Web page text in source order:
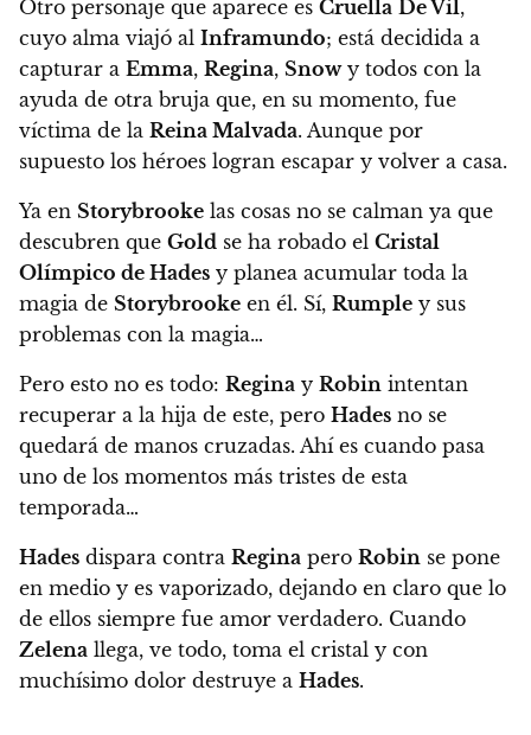
Otro personaje que aparece es Cruella De Vil,
cuyo alma viajó al Inframundo; está decidida a
capturar a Emma, Regina, Snowy todos con la
ayuda de otra bruja que, en su momento, fue
víctima de la Reina Malvada. Aunque por
supuesto los héroes logran escapar y volver a casa.
Ya en Storybrooke las cosas no se calman ya que
descubren que Gold se ha robado el Cristal
Olímpico de Hades y planea acumular toda la
magia de Storybrooke en él. Sí, Rumple y sus
problemas con la magia…
Pero esto no es todo: Regina y Robin intentan
recuperar a la hija de este, pero Hades no se
quedará de manos cruzadas. Ahí es cuando pasa
uno de los momentos más tristes de esta
temporada…
Hades dispara contra Regina pero Robin se pone
en medio y es vaporizado, dejando en claro que lo
de ellos siempre fue amor verdadero. Cuando
Zelena llega, ve todo, toma el cristal y con
muchísimo dolor destruye a Hades.